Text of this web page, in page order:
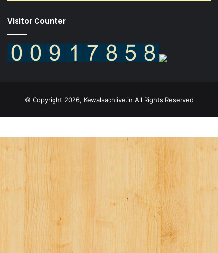
Visitor Counter
© Copyright 2026, Kewalsachlive.in All Rights Reserved